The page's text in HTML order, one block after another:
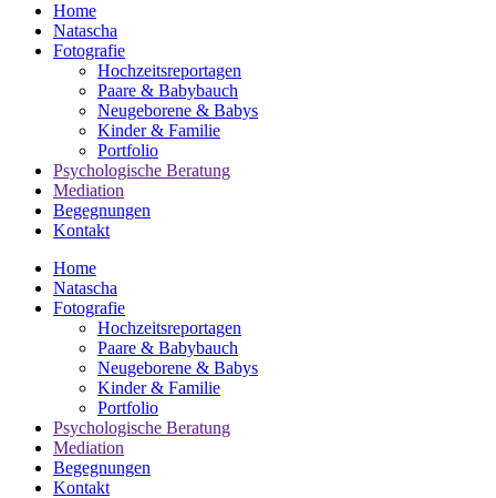
Home
Natascha
Fotografie
Hochzeitsreportagen
Paare & Babybauch
Neugeborene & Babys
Kinder & Familie
Portfolio
Psychologische Beratung
Mediation
Begegnungen
Kontakt
Home
Natascha
Fotografie
Hochzeitsreportagen
Paare & Babybauch
Neugeborene & Babys
Kinder & Familie
Portfolio
Psychologische Beratung
Mediation
Begegnungen
Kontakt